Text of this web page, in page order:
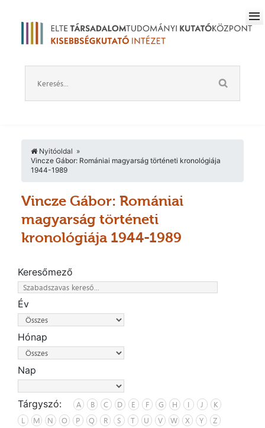
Nyitóoldal
Vincze Gábor: Romániai magyarság történeti kronológiája
1944-1989
Vincze Gábor: Romániai
magyarság történeti
kronológiája 1944-1989
Keresőmező
Év
Hónap
Nap
Tárgyszó: A B C D E F G H I J
K
L
M N O P Q R S T U V W X Y Z